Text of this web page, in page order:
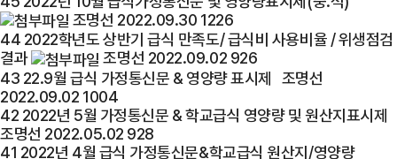
조명선 2022.09.30 1226
44 2022학년도 상반기 급식 만족도/ 급식비 사용비율 / 위생점검
결과
조명선 2022.09.02 926
43 22.9월 급식 가정통신문 & 영양량 표시제
조명선
2022.09.02 1004
42 2022년 5월 가정통신문 & 학교급식 영양량 및 원산지표시제
조명선 2022.05.02 928
41 2022년 4월 급식 가정통신문&학교급식 원산지/영양량